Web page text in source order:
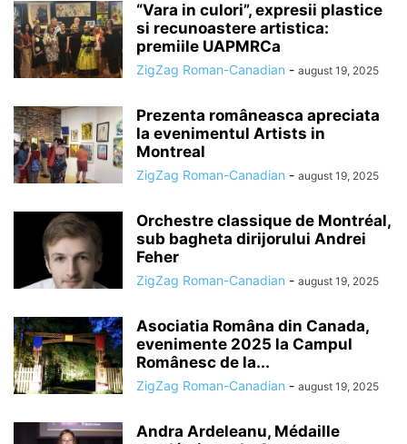
“Vara in culori”, expresii plastice
si recunoastere artistica:
premiile UAPMRCa
ZigZag Roman-Canadian - august 19, 2025
Prezenta româneasca apreciata
la evenimentul Artists in
Montreal
ZigZag Roman-Canadian - august 19, 2025
Orchestre classique de Montréal,
sub bagheta dirijorului Andrei
Feher
ZigZag Roman-Canadian - august 19, 2025
Asociatia Româna din Canada,
evenimente 2025 la Campul
Românesc de la...
ZigZag Roman-Canadian - august 19, 2025
Andra Ardeleanu, Médaille